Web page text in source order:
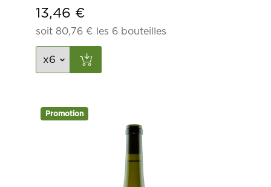
13,46 €
soit 80,76 € les 6 bouteilles
Promotion